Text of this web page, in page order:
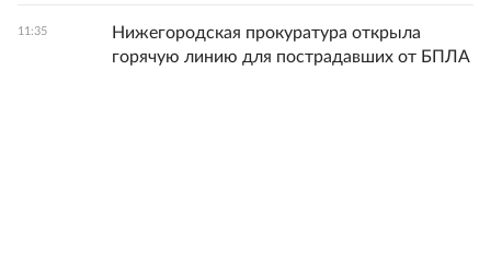
11:35
Нижегородская прокуратура открыла
горячую линию для пострадавших от БПЛА